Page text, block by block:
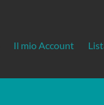
Il mio Account